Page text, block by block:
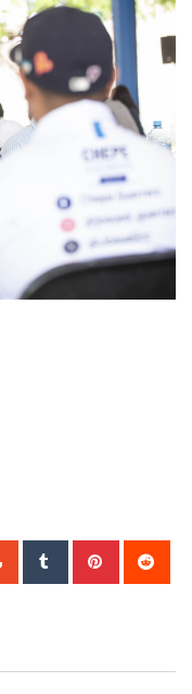
StumbleUpon
Tumblr Pinterest